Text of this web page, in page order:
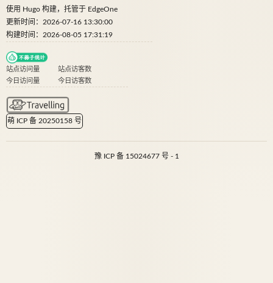
使用 Hugo 构建，托管于 EdgeOne
更新时间：2026-07-16 13:30:00
构建时间：2026-08-05 17:31:19
站点访问量
站点访客数
今日访问量
今日访客数
萌 ICP 备 20250158 号
豫 ICP 备 15024677 号 - 1